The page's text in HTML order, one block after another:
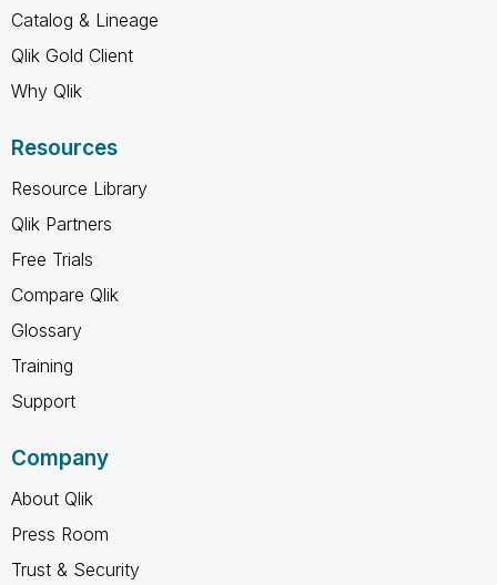
Catalog & Lineage
Qlik Gold Client
Why Qlik
Resources
Resource Library
Qlik Partners
Free Trials
Compare Qlik
Glossary
Training
Support
Company
About Qlik
Press Room
Trust & Security